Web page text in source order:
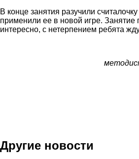
В конце занятия разучили
применили ее в новой игре. Занятие
интересно, с нетерпением ребята
Другие новости